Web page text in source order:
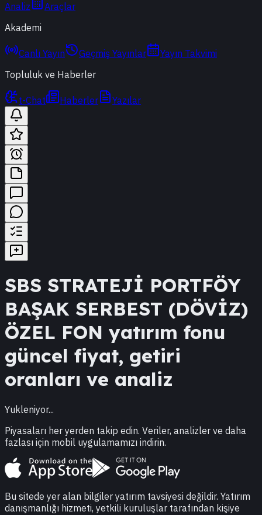
Analiz
Araçlar
Akademi
Canlı Yayın Geçmiş Yayınlar
Yayın Takvimi
Topluluk ve Haberler
t-Chat Haberler Yazılar
SBS STRATEJİ PORTFÖY
BAŞAK SERBEST (DÖVİZ)
ÖZEL FON yatırım fonu
güncel fiyat, getiri
oranları ve analiz
Yukleniyor...
Piyasaları her yerden takip edin. Veriler, analizler ve daha
fazlası için mobil uygulamamızı indirin.
Bu sitede yer alan bilgiler yatırım tavsiyesi değildir. Yatırım
danışmanlığı hizmeti, yetkili kuruluşlar tarafından kişiye